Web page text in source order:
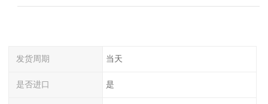
发货周期 当天
是否进口 是